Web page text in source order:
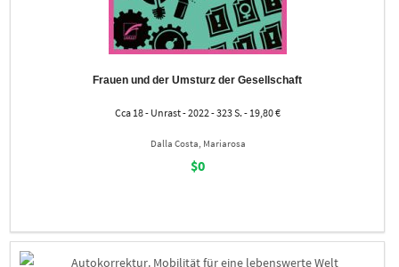
Frauen und der Umsturz der Gesellschaft
Cca 18 - Unrast - 2022 - 323 S. - 19,80 €
Dalla Costa, Mariarosa
$0